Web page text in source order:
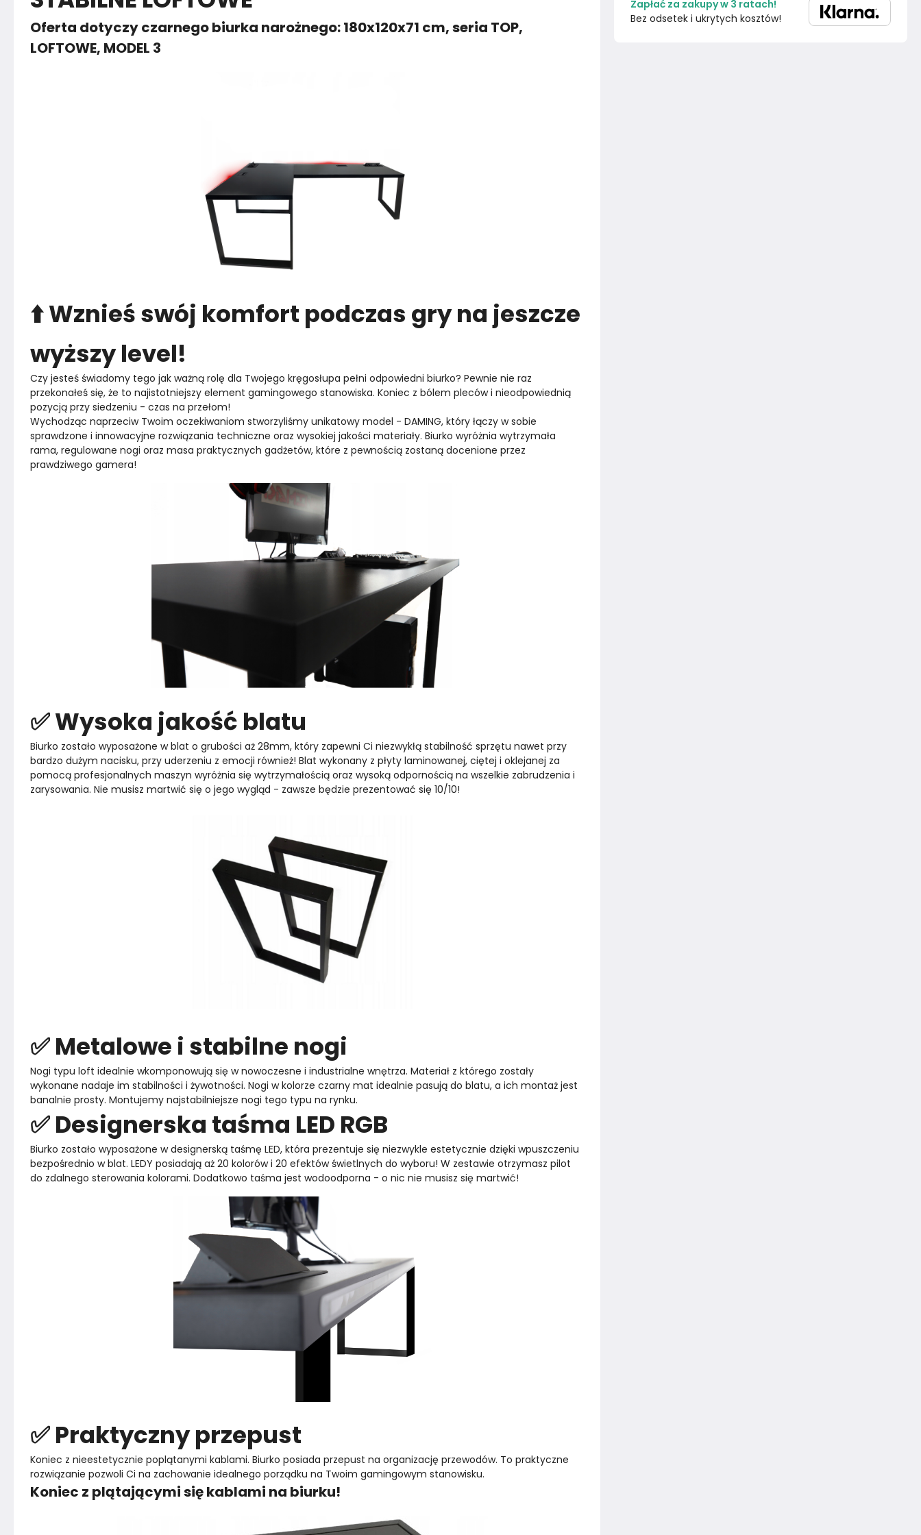
Kolor nóżek Czarny Marka
Oferta dotyczy czarnego biurka narożnego: 180x120x71 cm, seria TOP,
LOFTOWE, MODEL 3
⬆️ Wznieś swój komfort podczas gry na jeszcze
wyższy level!
Czy jesteś świadomy tego jak ważną rolę dla Twojego kręgosłupa pełni odpowiedni biurko? Pewnie nie raz
przekonałeś się, że to najistotniejszy element gamingowego stanowiska. Koniec z bólem pleców i nieodpowiednią
pozycją przy siedzeniu - czas na przełom!
Wychodząc naprzeciw Twoim oczekiwaniom stworzyliśmy unikatowy model - DAMING, który łączy w sobie
sprawdzone i innowacyjne rozwiązania techniczne oraz wysokiej jakości materiały. Biurko wyróżnia wytrzymała
rama, regulowane nogi oraz masa praktycznych gadżetów, które z pewnością zostaną docenione przez
prawdziwego gamera!
✅ Wysoka jakość blatu
Biurko zostało wyposażone w blat o grubości aż 28mm, który zapewni Ci niezwykłą stabilność sprzętu nawet przy
bardzo dużym nacisku, przy uderzeniu z emocji również! Blat wykonany z płyty laminowanej, ciętej i oklejanej za
pomocą profesjonalnych maszyn wyróżnia się wytrzymałością oraz wysoką odpornością na wszelkie zabrudzenia i
zarysowania. Nie musisz martwić się o jego wygląd - zawsze będzie prezentować się 10/10!
✅ Metalowe i stabilne nogi
Nogi typu loft idealnie wkomponowują się w nowoczesne i industrialne wnętrza. Materiał z którego zostały
wykonane nadaje im stabilności i żywotności. Nogi w kolorze czarny mat idealnie pasują do blatu, a ich montaż jest
banalnie prosty. Montujemy najstabilniejsze nogi tego typu na rynku.
✅ Designerska taśma LED RGB
Biurko zostało wyposażone w designerską taśmę LED, która prezentuje się niezwykle estetycznie dzięki wpuszczeniu
bezpośrednio w blat. LEDY posiadają aż 20 kolorów i 20 efektów świetlnych do wyboru! W zestawie otrzymasz pilot
do zdalnego sterowania kolorami. Dodatkowo taśma jest wodoodporna - o nic nie musisz się martwić!
✅ Praktyczny przepust
Koniec z nieestetycznie poplątanymi kablami. Biurko posiada przepust na organizację przewodów. To praktyczne
rozwiązanie pozwoli Ci na zachowanie idealnego porządku na Twoim gamingowym stanowisku.
Koniec z plątającymi się kablami na biurku!
Zapłać za zakupy w 3 ratach!
Bez odsetek i ukrytych kosztów!